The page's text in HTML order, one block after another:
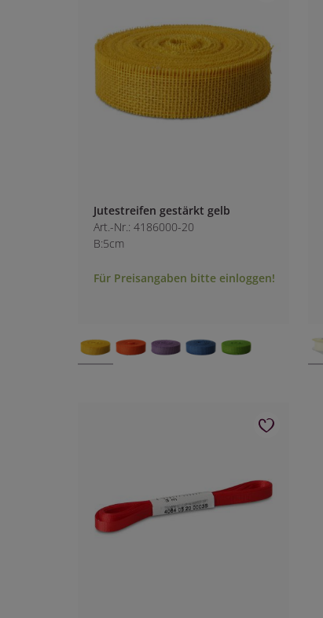
Jutestreifen gestärkt gelb
Art.-Nr.: 4186000-20
B:5cm
Für Preisangaben bitte einloggen!